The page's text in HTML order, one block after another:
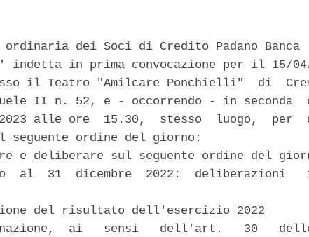
ordinaria dei Soci di Credito Padano Banca
indetta in prima convocazione per il 15/
il Teatro "Amilcare Ponchielli"  di
II n. 52, e - occorrendo - in seconda
alle ore  15.30,  stesso  luogo,  per
seguente ordine del giorno:
e deliberare sul seguente ordine del
al  31  dicembre  2022:  deliberazioni
del risultato dell'esercizio 2022
ai   sensi   dell'art.   30